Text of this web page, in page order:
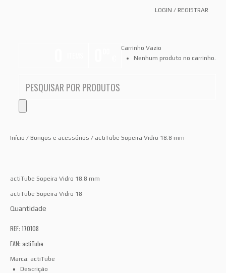
LOGIN / REGISTRAR
Carrinho Vazio
Nenhum produto no carrinho.
Início / Bongos e acessórios / actiTube Sopeira Vidro 18.8 mm
actiTube Sopeira Vidro 18.8 mm
actiTube Sopeira Vidro 18
Quantidade
REF: 170108
EAN: actiTube
Marca: actiTube
Descrição